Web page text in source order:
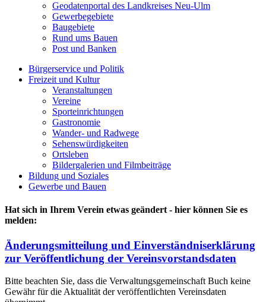
Geodatenportal des Landkreises Neu-Ulm
Gewerbegebiete
Baugebiete
Rund ums Bauen
Post und Banken
Bürgerservice und Politik
Freizeit und Kultur
Veranstaltungen
Vereine
Sporteinrichtungen
Gastronomie
Wander- und Radwege
Sehenswürdigkeiten
Ortsleben
Bildergalerien und Filmbeiträge
Bildung und Soziales
Gewerbe und Bauen
Hat sich in Ihrem Verein etwas geändert - hier können Sie es
melden:
Änderungsmitteilung und Einverständniserklärung
zur Veröffentlichung der Vereinsvorstandsdaten
Bitte beachten Sie, dass die Verwaltungsgemeinschaft Buch keine
Gewähr für die Aktualität der veröffentlichten Vereinsdaten